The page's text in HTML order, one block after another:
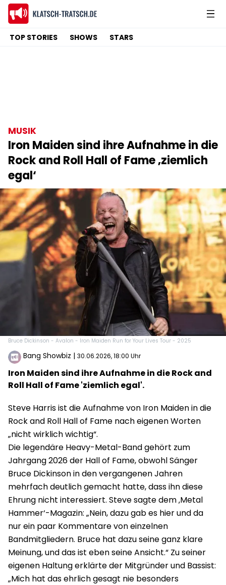
TOP STORIES SHOWS STARS
MUSIK
Iron Maiden sind ihre Aufnahme in die
Rock and Roll Hall of Fame ‚ziemlich
egal‘
Bruce Dickinson - Avalon - Iron Maiden Run for Your Lives Tour - 2025
Bang Showbiz | 30.06.2026, 18:00 Uhr
Iron Maiden sind ihre Aufnahme in die Rock and
Roll Hall of Fame 'ziemlich egal'.
Steve Harris ist die Aufnahme von Iron Maiden in die
Rock and Roll Hall of Fame nach eigenen Worten
„nicht wirklich wichtig“.
Die legendäre Heavy-Metal-Band gehört zum
Jahrgang 2026 der Hall of Fame, obwohl Sänger
Bruce Dickinson in den vergangenen Jahren
mehrfach deutlich gemacht hatte, dass ihn diese
Ehrung nicht interessiert. Steve sagte dem ‚Metal
Hammer‘-Magazin: „Nein, dazu gab es hier und da
nur ein paar Kommentare von einzelnen
Bandmitgliedern. Bruce hat dazu seine ganz klare
Meinung, und das ist eben seine Ansicht.“ Zu seiner
eigenen Haltung erklärte der Mitgründer und Bassist:
„Mich hat das ehrlich gesagt nie besonders